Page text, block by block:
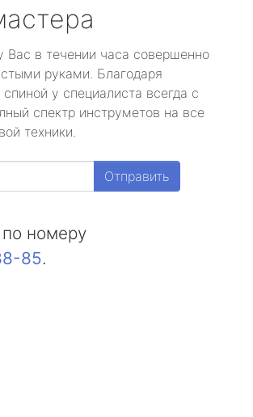
Вас в течении часа совершенно
руками. Благодаря
у специалиста всегда с
спектр инструметов на все
техники.
Отправить
номеру
85.